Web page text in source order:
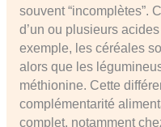
souvent “incomplètes”.
d’un ou plusieurs
exemple, les céréales
alors que les
méthionine. Cette
complémentarité
complet, notamment